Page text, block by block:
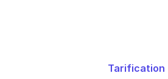
Tarification